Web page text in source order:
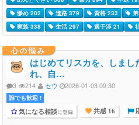
惨め 202
進路 379 資格 233 弟
家族 338
生活 297 過干渉 21
心の悩み
はじめてリスカを、しま
れ、自…
3 214 セウ 2026-01-03 09:30
誰でも歓迎 !
気になる相談に登録 共感 16